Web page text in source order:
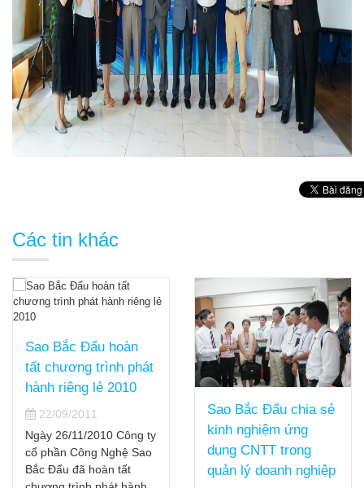
Các tin khác
Sao Bắc Đẩu chia sẻ
kinh nghiệm ứng
dụng CNTT trong
quản lý doanh nghiệp
Công ty cổ phần
Đẩu thông qua chủ
trương chuyển
nhượng phần vốn
góp và cổ phần tại